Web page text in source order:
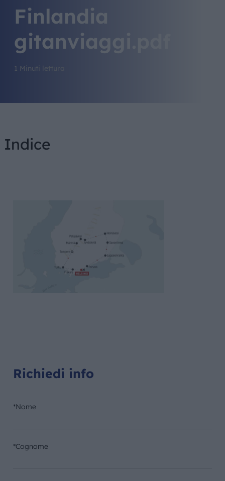
Finlandia
gitanviaggi.pdf
1 Minuti lettura
Indice
Richiedi info
*Nome
*Cognome